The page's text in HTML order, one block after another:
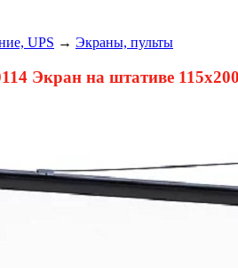
UPS → Экраны, пульты
Экран на штативе